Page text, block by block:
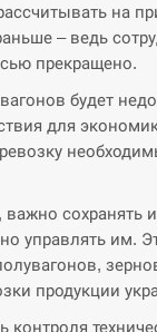
на
– ведь
прекращено.
будет
для
важно
управлять им.
продукции